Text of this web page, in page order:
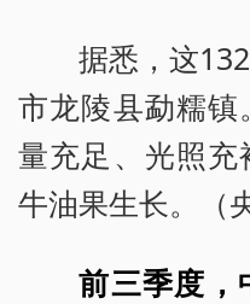
据悉，这
市龙陵县勐糯
量充足、光照
牛油果生长。（
前三季度，